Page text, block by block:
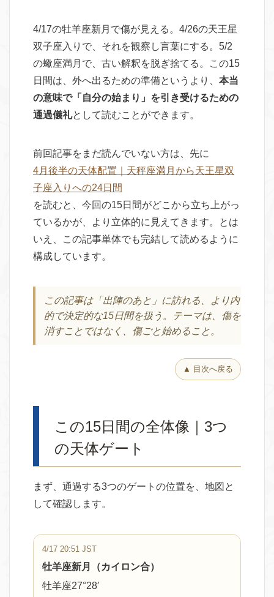
4/17の牡羊座新月で傷が見える。4/26の天王星
双子座入りで、それを観察し言葉にする。5/2
の蠍座満月で、古い解釈を脱ぎ捨てる。この15
日間は、外へ出るための準備というより、 本当
の意味で「自分の始まり」を引き受けるための
通過儀礼として読むことができます。
前回記事をまだ読んでいない方は、先に
4月後半の天体配置｜天秤座満月から天王星双
子座入りへの24日間
を読むと、今回の15日間がどこから立ち上がっ
ているかが、より立体的に見えてきます。とは
いえ、この記事単体でも完結して読めるように
構成しています。
この記事は「出陣のあと」に訪れる、より内
的で決定的な15日間を扱う。テーマは、傷を
消すことではなく、傷ごと始めること。
▲ 目次へ戻る
この15日間の全体像｜3つ
の天体ゲート
まず、通過する3つのゲートの位置を、地図と
して確認します。
4/17 20:51 JST
牡羊座新月（カイロン合）
牡羊座27°28′